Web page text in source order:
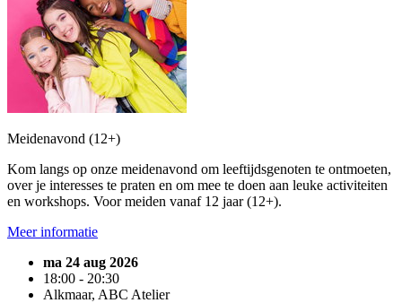
Meidenavond (12+)
Kom langs op onze meidenavond om leeftijdsgenoten te ontmoeten,
over je interesses te praten en om mee te doen aan leuke activiteiten
en workshops. Voor meiden vanaf 12 jaar (12+).
Meer informatie
ma 24 aug 2026
18:00 - 20:30
Alkmaar, ABC Atelier